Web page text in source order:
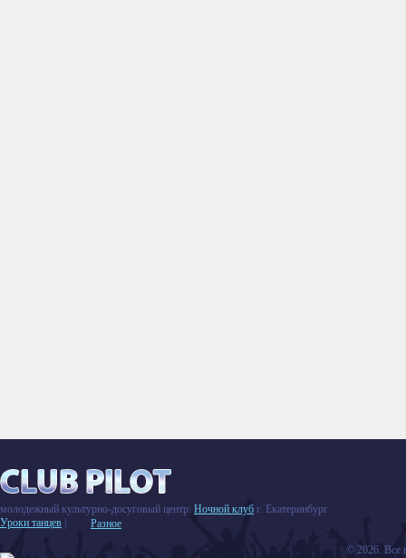
молодежный культурно-досуговый центр: Ночной клуб г. Екатеринбург
Уроки танцев
Разное
© 2026. Все